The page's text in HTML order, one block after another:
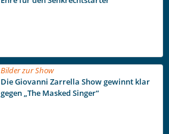
Bilder zur Show
Die Giovanni Zarrella Show gewinnt klar
gegen „The Masked Singer“